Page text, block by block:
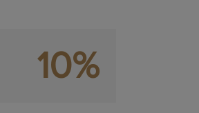
10%